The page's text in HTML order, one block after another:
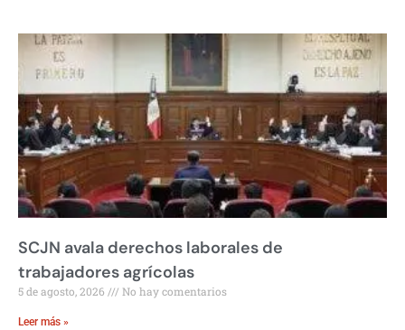
SCJN avala derechos laborales de
trabajadores agrícolas
5 de agosto, 2026 No hay comentarios
Leer más »